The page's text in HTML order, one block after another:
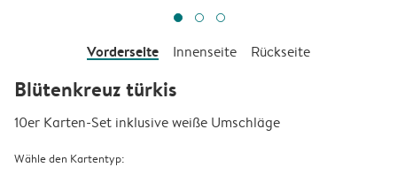
Vorderseite Innenseite Rückseite
Blütenkreuz türkis
10er Karten-Set inklusive weiße Umschläge
Wähle den Kartentyp: